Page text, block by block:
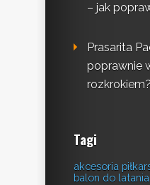
– jak
Prasarita
poprawnie
rozkrokiem?
Tagi
akcesoria
balon do